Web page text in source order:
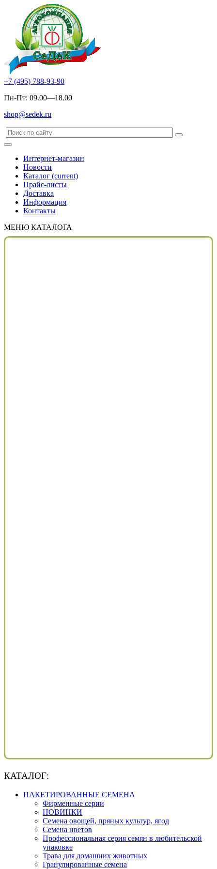
+7 (495) 788-93-90
Пн-Пт: 09.00—18.00
shop@sedek.ru
Интернет-магазин
Новости
Каталог (current)
Прайс-листы
Доставка
Информация
Контакты
МЕНЮ КАТАЛОГА
КАТАЛОГ:
ПАКЕТИРОВАННЫЕ СЕМЕНА
Фирменные серии
НОВИНКИ
Семена овощей, пряных культур, ягод
Семена цветов
Профессиональная серия семян в любительской
упаковке
Трава для домашних животных
Гранулированные семена